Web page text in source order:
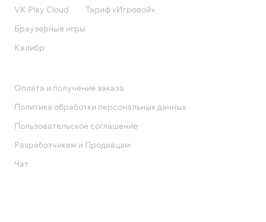
VK Play Cloud
Браузерные игры
Калибр
Тариф «Игровой»
Оплата и получение заказа
Политика обработки персональных данных
Пользовательское соглашение
Разработчикам и Продавцам
Чат